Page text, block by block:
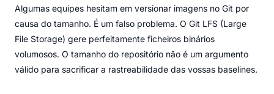
Algumas equipes hesitam em versionar imagens no Git por
causa do tamanho. É um falso problema. O Git LFS (Large
File Storage) gere perfeitamente ficheiros binários
volumosos. O tamanho do repositório não é um argumento
válido para sacrificar a rastreabilidade das vossas baselines.